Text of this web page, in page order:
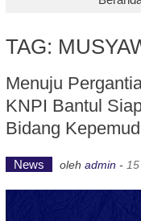
TAG:
Menuju
KNPI Bantul
Bidang
News oleh admin -